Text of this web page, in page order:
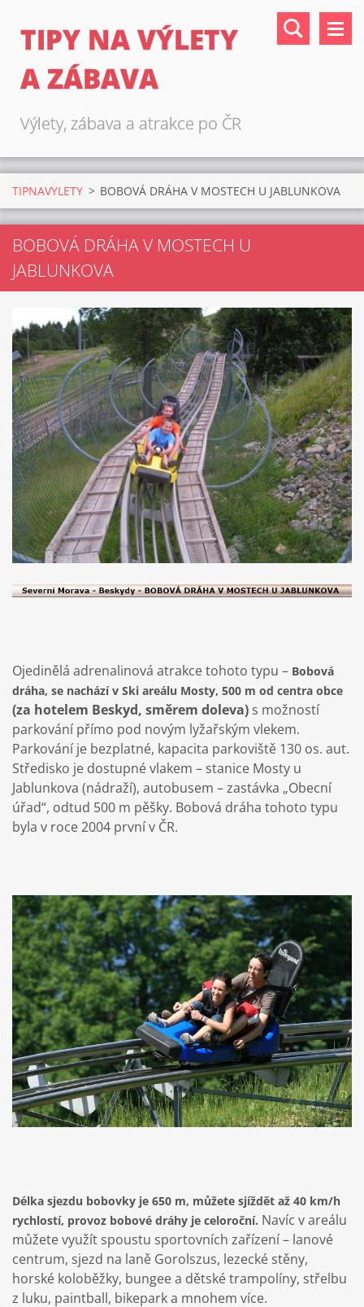
TIPY NA VÝLETY
A ZÁBAVA
Výlety, zábava a atrakce po ČR
TIPNAVYLETY > BOBOVÁ DRÁHA V MOSTECH U JABLUNKOVA
BOBOVÁ DRÁHA V MOSTECH U
JABLUNKOVA
Ojedinělá adrenalinová atrakce tohoto typu – Bobová
dráha, se nachází v Ski areálu Mosty, 500 m od centra obce
(za hotelem Beskyd, směrem doleva) s možností
parkování přímo pod novým lyžařským vlekem.
Parkování je bezplatné, kapacita parkoviště 130 os. aut.
Středisko je dostupné vlakem – stanice Mosty u
Jablunkova (nádraží), autobusem – zastávka „Obecní
úřad“, odtud 500 m pěšky. Bobová dráha tohoto typu
byla v roce 2004 první v ČR.
Délka sjezdu bobovky je 650 m, můžete sjíždět až 40 km/h
rychlostí, provoz bobové dráhy je celoroční. Navíc v areálu
můžete využít spoustu sportovních zařízení – lanové
centrum, sjezd na laně Gorolszus, lezecké stěny,
horské koloběžky, bungee a dětské trampolíny, střelbu
z luku, paintball, bikepark a mnohem více.